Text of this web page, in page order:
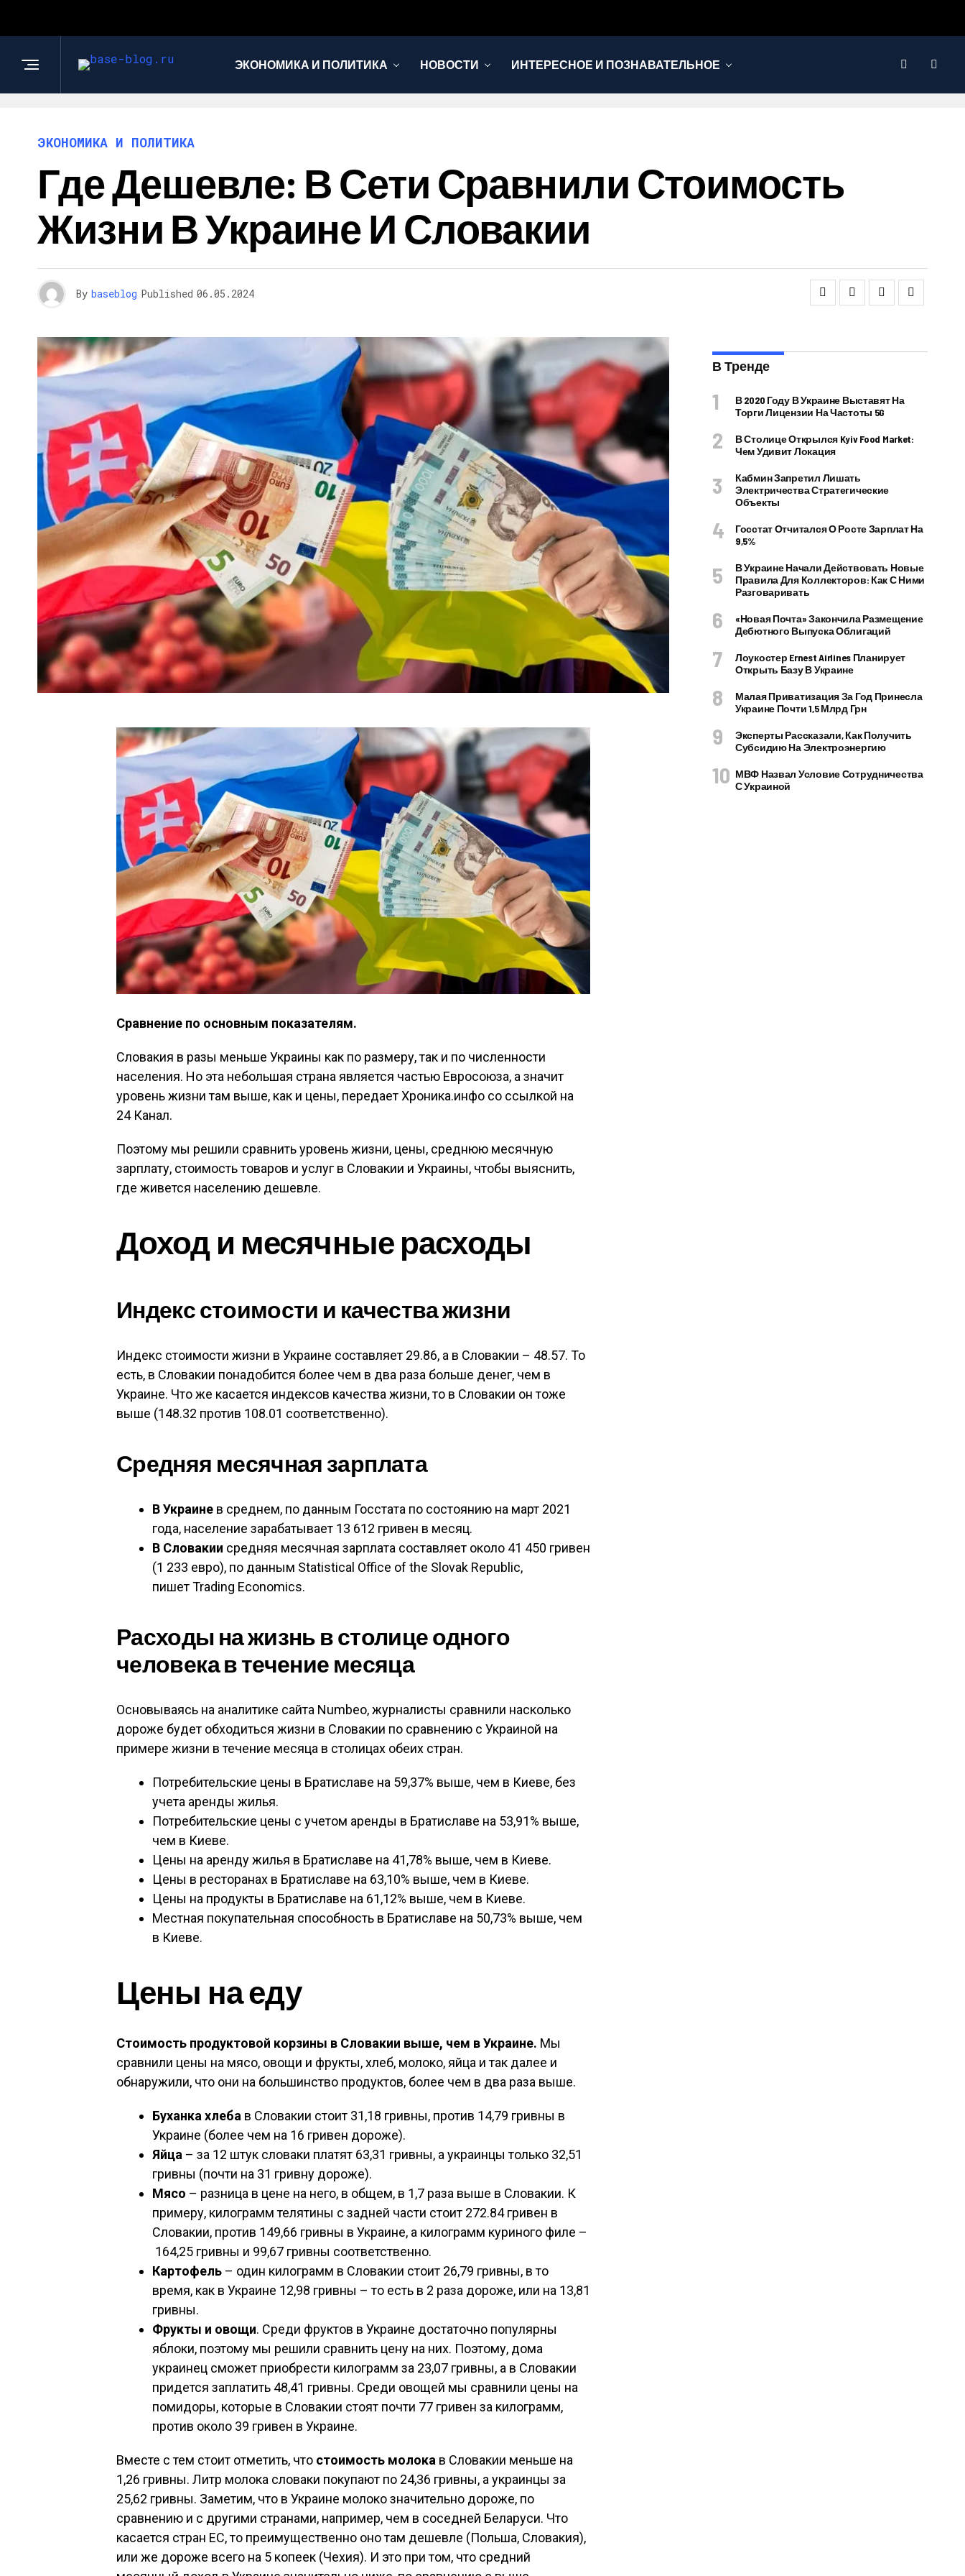
ЭКОНОМИКА И ПОЛИТИКА НОВОСТИ ИНТЕРЕСНОЕ И ПОЗНАВАТЕЛЬНОЕ
ЭКОНОМИКА И ПОЛИТИКА
Где Дешевле: В Сети Сравнили Стоимость
Жизни В Украине И Словакии
By baseblog Published 06.05.2024
Сравнение по основным показателям.
Словакия в разы меньше Украины как по размеру, так и по численности
населения. Но эта небольшая страна является частью Евросоюза, а значит
уровень жизни там выше, как и цены, передает Хроника.инфо со ссылкой на
24 Канал.
Поэтому мы решили сравнить уровень жизни, цены, среднюю месячную
зарплату, стоимость товаров и услуг в Словакии и Украины, чтобы выяснить,
где живется населению дешевле.
Доход и месячные расходы
Индекс стоимости и качества жизни
Индекс стоимости жизни в Украине составляет 29.86, а в Словакии – 48.57. То
есть, в Словакии понадобится более чем в два раза больше денег, чем в
Украине. Что же касается индексов качества жизни, то в Словакии он тоже
выше (148.32 против 108.01 соответственно).
Средняя месячная зарплата
В Украине в среднем, по данным Госстата по состоянию на март 2021
года, население зарабатывает 13 612 гривен в месяц.
В Словакии средняя месячная зарплата составляет около 41 450 гривен
(1 233 евро), по данным Statistical Office of the Slovak Republic,
пишет Trading Economics.
Расходы на жизнь в столице одного
человека в течение месяца
Основываясь на аналитике сайта Numbeo, журналисты сравнили насколько
дороже будет обходиться жизни в Словакии по сравнению с Украиной на
примере жизни в течение месяца в столицах обеих стран.
Потребительские цены в Братиславе на 59,37% выше, чем в Киеве, без
учета аренды жилья.
Потребительские цены с учетом аренды в Братиславе на 53,91% выше,
чем в Киеве.
Цены на аренду жилья в Братиславе на 41,78% выше, чем в Киеве.
Цены в ресторанах в Братиславе на 63,10% выше, чем в Киеве.
Цены на продукты в Братиславе на 61,12% выше, чем в Киеве.
Местная покупательная способность в Братиславе на 50,73% выше, чем
в Киеве.
Цены на еду
Стоимость продуктовой корзины в Словакии выше, чем в Украине. Мы
сравнили цены на мясо, овощи и фрукты, хлеб, молоко, яйца и так далее и
обнаружили, что они на большинство продуктов, более чем в два раза выше.
Буханка хлеба в Словакии стоит 31,18 гривны, против 14,79 гривны в
Украине (более чем на 16 гривен дороже).
Яйца – за 12 штук словаки платят 63,31 гривны, а украинцы только 32,51
гривны (почти на 31 гривну дороже).
Мясо – разница в цене на него, в общем, в 1,7 раза выше в Словакии. К
примеру, килограмм телятины с задней части стоит 272.84 гривен в
Словакии, против 149,66 гривны в Украине, а килограмм куриного филе –
164,25 гривны и 99,67 гривны соответственно.
Картофель – один килограмм в Словакии стоит 26,79 гривны, в то
время, как в Украине 12,98 гривны – то есть в 2 раза дороже, или на 13,81
гривны.
Фрукты и овощи. Среди фруктов в Украине достаточно популярны
яблоки, поэтому мы решили сравнить цену на них. Поэтому, дома
украинец сможет приобрести килограмм за 23,07 гривны, а в Словакии
придется заплатить 48,41 гривны. Среди овощей мы сравнили цены на
помидоры, которые в Словакии стоят почти 77 гривен за килограмм,
против около 39 гривен в Украине.
Вместе с тем стоит отметить, что стоимость молока в Словакии меньше на
1,26 гривны. Литр молока словаки покупают по 24,36 гривны, а украинцы за
25,62 гривны. Заметим, что в Украине молоко значительно дороже, по
сравнению и с другими странами, например, чем в соседней Беларуси. Что
касается стран ЕС, то преимущественно оно там дешевле (Польша, Словакия),
или же дороже всего на 5 копеек (Чехия). И это при том, что средний
В Тренде
В 2020 Году В Украине Выставят На
Торги Лицензии На Частоты 5G
В Столице Открылся Kyiv Food Market:
Чем Удивит Локация
Кабмин Запретил Лишать
Электричества Стратегические
Объекты
Госстат Отчитался О Росте Зарплат На
9,5%
В Украине Начали Действовать Новые
Правила Для Коллекторов: Как С Ними
Разговаривать
«Новая Почта» Закончила Размещение
Дебютного Выпуска Облигаций
Лоукостер Ernest Airlines Планирует
Открыть Базу В Украине
Малая Приватизация За Год Принесла
Украине Почти 1,5 Млрд Грн
Эксперты Рассказали, Как Получить
Субсидию На Электроэнергию
МВФ Назвал Условие Сотрудничества
С Украиной